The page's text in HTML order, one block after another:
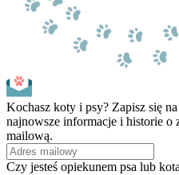
Kochasz koty i psy? Zapisz się
najnowsze informacje i historie o
mailową.
Czy jesteś opiekunem psa lub